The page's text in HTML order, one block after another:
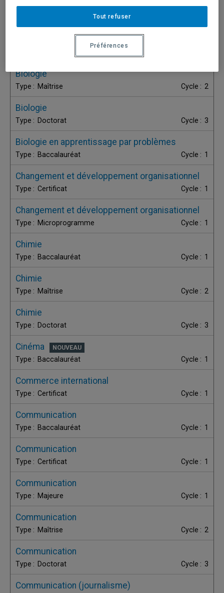
Biochimie
Biologie
Maîtrise 2
Biologie
Doctorat 3
Biologie en apprentissage par problèmes
Baccalauréat 1
Changement et développement organisationnel
Certificat 1
Changement et développement organisationnel
Microprogramme 1
Chimie
Baccalauréat 1
Chimie
Maîtrise 2
Chimie
Doctorat 3
Cinéma
Baccalauréat 1
Commerce international
Certificat 1
Communication
Baccalauréat 1
Communication
Certificat 1
Communication
Majeure 1
Communication
Maîtrise 2
Communication
Doctorat 3
Communication (journalisme)
Tout refuser
Préférences